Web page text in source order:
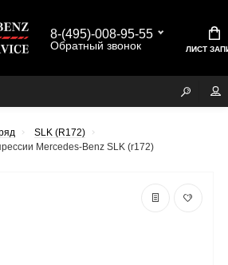
8-(495)-008-95-55
Обратный звонок ЛИСТ
SLK (R172)
Mercedes-Benz SLK (r172)